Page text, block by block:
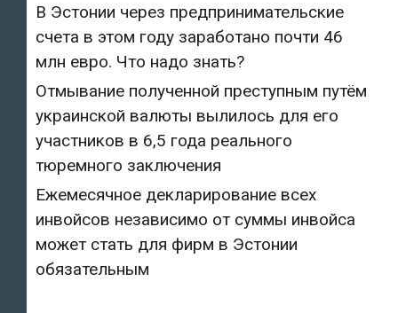
В Эстонии через предпринимательские
счета в этом году заработано почти 46
млн евро. Что надо знать?
Отмывание полученной преступным путём
украинской валюты вылилось для его
участников в 6,5 года реального
тюремного заключения
Ежемесячное декларирование всех
инвойсов независимо от суммы инвойса
может стать для фирм в Эстонии
обязательным